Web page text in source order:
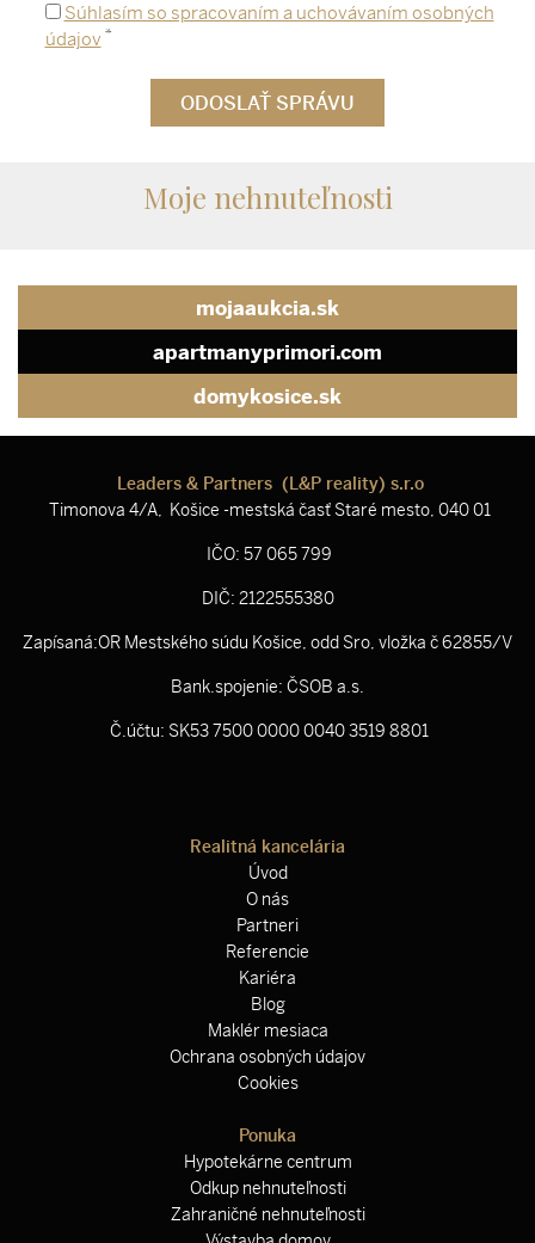
Súhlasím so spracovaním a uchovávaním osobných
údajov *
Moje nehnuteľnosti
mojaaukcia.sk
apartmanyprimori.com
domykosice.sk
Leaders & Partners (L&P reality) s.r.o
Timonova 4/A, Košice -mestská časť Staré mesto, 040 01
IČO: 57 065 799
DIČ: 2122555380
Zapísaná:OR Mestského súdu Košice, odd Sro, vložka č 62855/V
Bank.spojenie: ČSOB a.s.
Č.účtu: SK53 7500 0000 0040 3519 8801
Realitná kancelária
Úvod
O nás
Partneri
Referencie
Kariéra
Blog
Maklér mesiaca
Ochrana osobných údajov
Cookies
Ponuka
Hypotekárne centrum
Odkup nehnuteľnosti
Zahraničné nehnuteľnosti